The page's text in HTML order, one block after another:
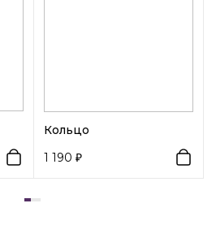
Кольцо
1 190